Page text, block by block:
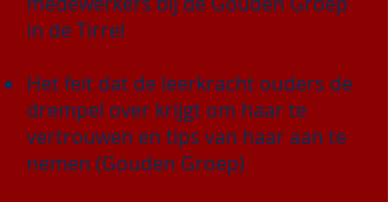
in de Tirrel
Het feit dat de leerkracht ouders de
drempel over krijgt om haar te
vertrouwen en tips van haar aan te
nemen (Gouden Groep)